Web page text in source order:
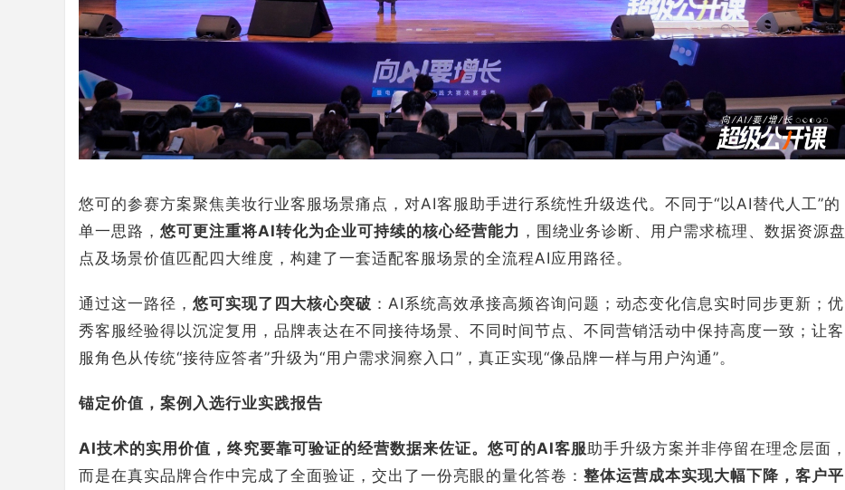
悠可的参赛方案聚焦美妆行业客服场景痛点，对AI客服助手进行系统性升级迭代。不同于“以AI替代人工”的
单一思路， 悠可更注重将AI转化为企业可持续的核心经营能力 ，围绕业务诊断、用户需求梳理、数据资源盘
点及场景价值匹配四大维度，构建了一套适配客服场景的全流程AI应用路径。
通过这一路径， 悠可实现了四大核心突破 ：AI系统高效承接高频咨询问题；动态变化信息实时同步更新；优
秀客服经验得以沉淀复用，品牌表达在不同接待场景、不同时间节点、不同营销活动中保持高度一致；让客
服角色从传统“接待应答者”升级为“用户需求洞察入口”，真正实现“像品牌一样与用户沟通”。
锚定价值，案例入选行业实践报告
AI技术的实用价值，终究要靠可验证的经营数据来佐证。悠可的AI客服助手升级方案并非停留在理念层面，
而是在真实品牌合作中完成了全面验证，交出了一份亮眼的量化答卷： 整体运营成本实现大幅下降 ，客户平